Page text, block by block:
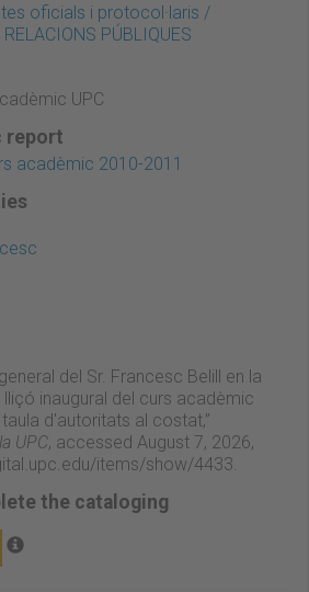
oficials i protocol·laris /
PÚBLIQUES
UPC
report
acadèmic 2010-2011
del Sr. Francesc Belill en la
inaugural del curs acadèmic
d'autoritats al costat,”
UPC, accessed August 7, 2026,
items/show/4433
the cataloging